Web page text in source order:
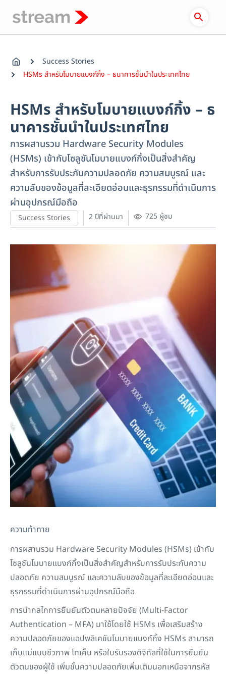
content
Success Stories
HSMs สำหรับโมบายแบงก์กิ้ง – ธนาคารชั้นนำในประเทศไทย
HSMs สำหรับโมบายแบงก์กิ้ง – ธ
นาคารชั้นนำในประเทศไทย
การผสานรวม Hardware Security Modules
(HSMs) เข้ากับโซลูชันโมบายแบงก์กิ้งเป็นสิ่งสำคัญ
สำหรับการรับประกันความปลอดภัย ความสมบูรณ์ และ
ความลับของข้อมูลที่ละเอียดอ่อนและธุรกรรมที่ดำเนินการ
ผ่านอุปกรณ์มือถือ
Success Stories 2 ปีที่ผ่านมา 725 ผู้ชม
ความท้าทาย
การผสานรวม Hardware Security Modules (HSMs) เข้ากับ
โซลูชันโมบายแบงก์กิ้งเป็นสิ่งสำคัญสำหรับการรับประกันความ
ปลอดภัย ความสมบูรณ์ และความลับของข้อมูลที่ละเอียดอ่อนและ
ธุรกรรมที่ดำเนินการผ่านอุปกรณ์มือถือ
การนำกลไกการยืนยันตัวตนหลายปัจจัย (Multi-Factor
Authentication – MFA) มาใช้โดยใช้ HSMs เพื่อเสริมสร้าง
ความปลอดภัยของแอปพลิเคชันโมบายแบงก์กิ้ง HSMs สามารถ
เก็บแม่แบบชีวภาพ โทเค็น หรือใบรับรองดิจิทัลที่ใช้ในการยืนยัน
ตัวตนของผู้ใช้ เพิ่มชั้นความปลอดภัยเพิ่มเติมนอกเหนือจากรหัส